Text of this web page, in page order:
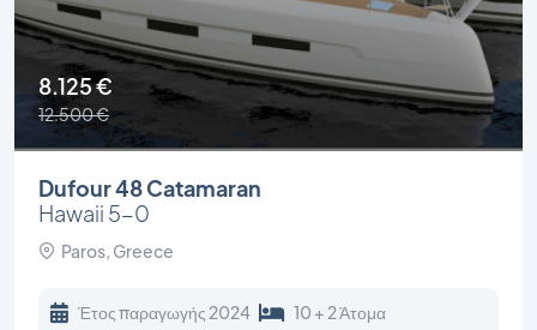
8.125 €
12.500 €
Dufour 48 Catamaran
Hawaii 5-0
Paros, Greece
Έτος παραγωγής 2024
10 + 2 Άτομα